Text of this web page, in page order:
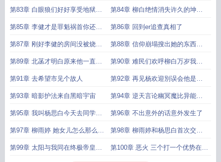
命了 恨的泪水
第83章 白眼狼们好好享受地狱生
活吧
第84章 柳白绝情消失许久的坤紫
薇回来了
第85章 李健才是罪魁祸首你还不
承认吗
第86章 回到er追查真相了
第87章 刚好李健的房间没被烧天
意吗
第88章 信仰崩塌搜出她的东西当
年冤枉柳白了
第89章 北菡才明白原来他一直都
是对的
第90章 难民们欢呼柳白万岁我们
需要向您赎罪
第91章 去希望市见个故人 第92章 再见杨欢迎別误会他是我
哥
第93章 暗影护法来自黑暗宇宙 第94章 逆天言论幽冥魔比异能兽
厉害
第95章 我叫杨思白今天去同学家
里看个异能兽活体
第96章 不出意外的话意外发生了
第97章 柳雨婷 她女儿怎么那么像
哥哥
第98章 柳雨婷和杨思白首次交谈
暗影护法来袭
第99章 太阳与我同在终极帝皇鎧 第100章 恶火 三个打一个优势在我